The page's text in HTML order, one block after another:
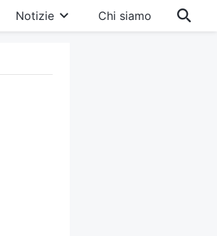
Notizie Chi siamo